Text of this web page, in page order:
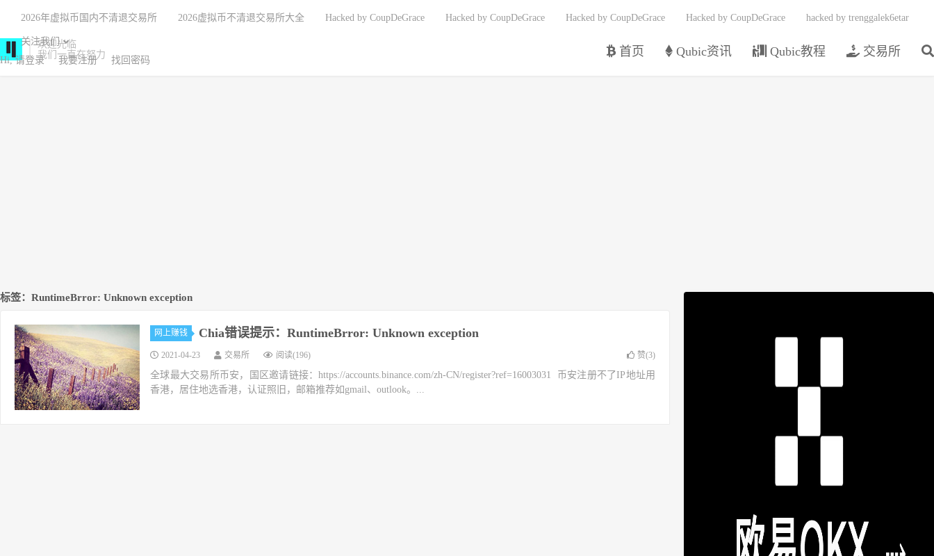
欢迎光临
我们一直在努力
首页 Qubic资讯 Qubic教程 交易所
2026年虚拟币国内不清退交易所 2026虚拟币不清退交易所大全 Hacked by CoupDeGrace Hacked by CoupDeGrace Hacked by CoupDeGrace Hacked by CoupDeGrace hacked by trenggalek6etar
关注我们
Hi, 请登录
我要注册 找回密码
标签：RuntimeBrror: Unknown exception
网上赚钱 Chia错误提示：RuntimeBrror: Unknown exception
2021-04-23 交易所 阅读(196) 赞(3)
全球最大交易所币安，国区邀请链接：https://accounts.binance.com/zh-CN/register?ref=16003031 币安注册不了IP地址用
香港，居住地选香港，认证照旧，邮箱推荐如gmail、outlook。...